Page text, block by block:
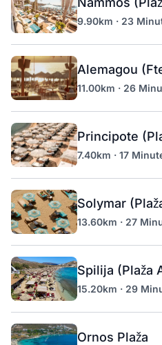
9.90km · 23
Alemagou
11.00km · 26
Principote
7.40km · 17
Solymar
13.60km · 27
Spilija (Plaža
15.20km · 29
Ornos Plaža